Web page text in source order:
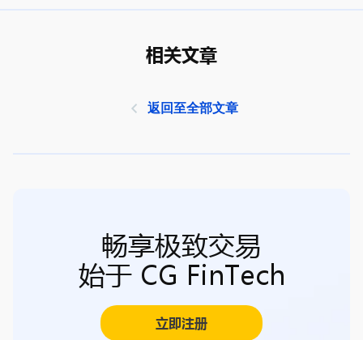
相关文章
返回至全部文章
畅享极致交易
始于 CG FinTech
立即注册